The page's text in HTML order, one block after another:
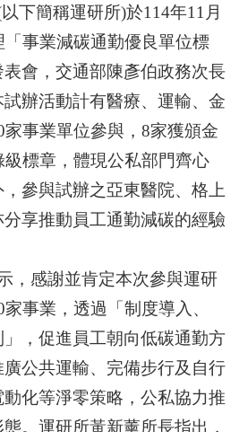
以下簡稱運研所)於114年11 月
「事業減碳通勤優良單位標
會，交通部陳彥伯政務次長
辦活動計有醫療、運輸、金
家事業單位參與， 8家獲頒金
級標章，體現公私部門齊心
參與試辦之亞東醫院、格上
享推動員工通勤減碳的經驗
，感謝並肯定本次參與運研
家事業，透過「制度導入、
，促進員工朝向低碳通勤方
公共運輸、完備步行及自行
化等淨零策略，公私協力推
。運研所黃新薰所長指出，